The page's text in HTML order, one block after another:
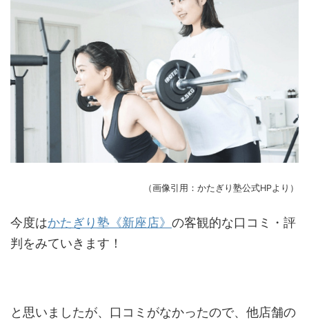
（画像引用：かたぎり塾公式HPより）
今度はかたぎり塾《新座店》 の客観的な口コミ・評
判をみていきます！
と思いましたが、口コミがなかったので、他店舗の